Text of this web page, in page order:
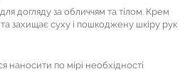
догляду за обличчям та тілом. Крем
захищає суху і пошкоджену шкіру рук
наносити по мірі необхідності